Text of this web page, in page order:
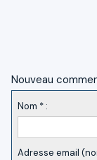
Nouveau
Nom * :
Adresse email